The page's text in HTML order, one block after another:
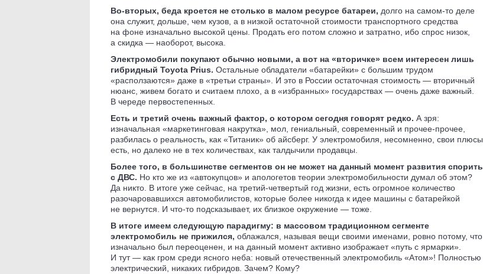
Во-вторых, беда кроется не столько в малом ресурсе батареи, долго на самом-то деле
она служит, дольше, чем кузов, а в низкой остаточной стоимости транспортного средства
на фоне изначально высокой цены. Продать его потом сложно и затратно, ибо спрос низок,
а скидка — наоборот, высока.
Электромобили покупают обычно новыми, а вот на «вторичке» всем интересен лишь
гибридный Toyota Prius. Остальные обладатели «батарейки» с большим трудом
«расползаются» даже в «третьи страны». И это в России остаточная стоимость — вторичный
нюанс, живем богато и считаем плохо, а в «избранных» государствах — очень даже важный.
В череде первостепенных.
Есть и третий очень важный фактор, о котором сегодня говорят редко. А зря:
изначальная «маркетинговая накрутка», мол, гениальный, современный и прочее-прочее,
разбилась о реальность, как «Титаник» об айсберг. У электромобиля, несомненно, свои плюсы
есть, но далеко не в тех количествах, как талдычили продавцы.
Более того, в большинстве сегментов он не может на данный момент развития спорить
с ДВС. Но кто же из «автокупцов» и апологетов теории электромобильности думал об этом?
Да никто. В итоге уже сейчас, на третий-четвертый год жизни, есть огромное количество
разочаровавшихся автомобилистов, которые более никогда к идее машины с батарейкой
не вернутся. И что-то подсказывает, их близкое окружение — тоже.
В итоге имеем следующую парадигму: в массовом традиционном сегменте
электромобиль не прижился, облажался, называя вещи своими именами, ровно потому, что
изначально был переоценен, и на данный момент активно изображает «путь с ярмарки».
И тут — как гром среди ясного неба: новый отечественный электромобиль «Атом»! Полностью
электрический, никаких гибридов. Зачем? Кому?